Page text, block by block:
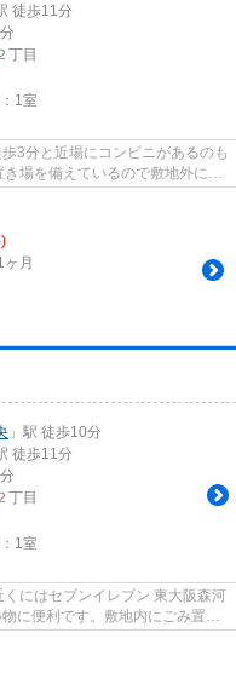
徒歩11分
丁目
1室
3分と近場にコンビニがあるのも
場を備えているので敷地外に出
ヶ月
」駅 徒歩10分
徒歩11分
丁目
1室
くにはセブンイレブン 東大阪森河
に便利です。敷地内にごみ置き